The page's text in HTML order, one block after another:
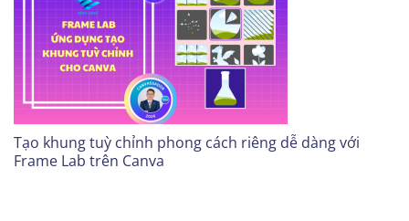
Tạo khung tuỳ chỉnh phong cách riêng dễ dàng với
Frame Lab trên Canva